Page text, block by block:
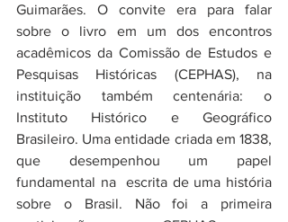
Guimarães. O convite era para falar
sobre o livro em um dos encontros
acadêmicos da Comissão de Estudos e
Pesquisas Históricas (CEPHAS), na
instituição também centenária: o
Instituto Histórico e Geográfico
Brasileiro. Uma entidade criada em 1838,
que desempenhou um papel
fundamental na  escrita de uma história
sobre o Brasil. Não foi a primeira